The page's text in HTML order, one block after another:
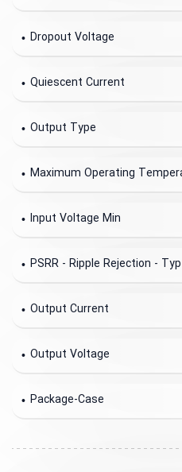
Dropout Voltage
Quiescent Current
Output Type
Maximum Operating
Input Voltage Min
PSRR - Ripple Rejection - Typ
Output Current
Output Voltage
Package-Case